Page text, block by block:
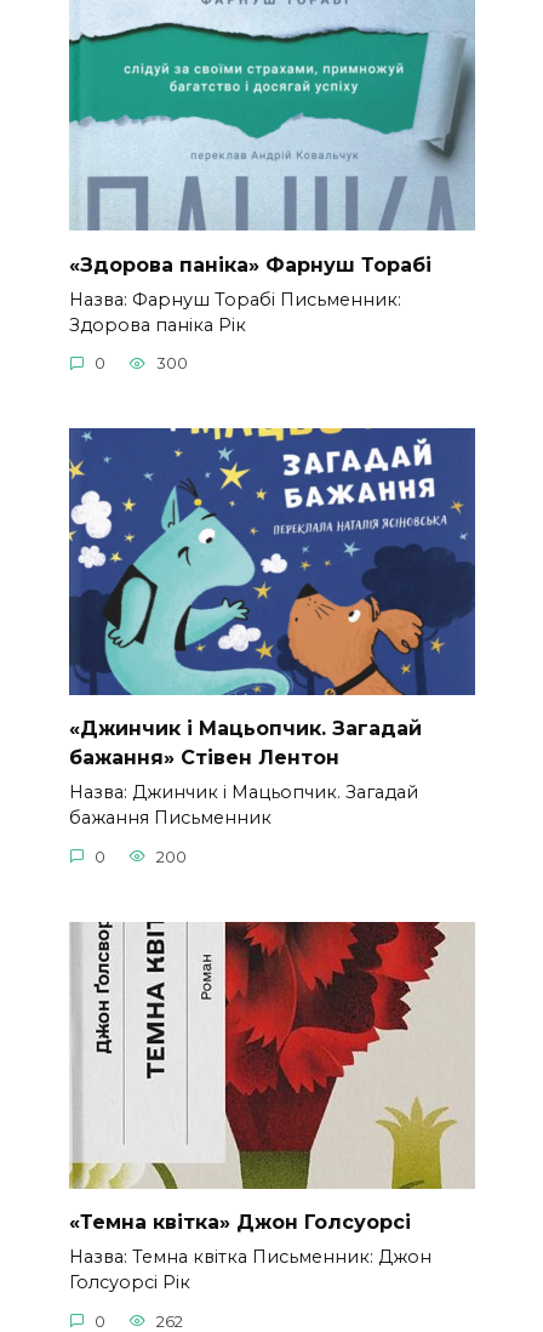
«Здорова паніка» Фарнуш Торабі
Назва: Фарнуш Торабі Письменник:
Здорова паніка Рік
0 300
«Джинчик і Мацьопчик. Загадай
бажання» Стівен Лентон
Назва: Джинчик і Мацьопчик. Загадай
бажання Письменник
0 200
«Темна квітка» Джон Голсуорсі
Назва: Темна квітка Письменник: Джон
Голсуорсі Рік
0 262